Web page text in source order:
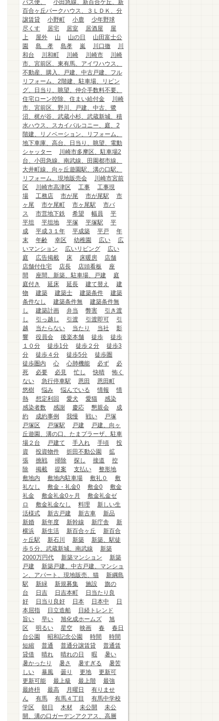
バス便、
小田急線、新百合ケ丘、新
百合ヶ丘パークハウス、３ＬＤＫ、分
譲賃貸
小野町 小鹿
少年野球
尽くす
居宅 居室 居酒屋
屋
上
屋外 山 山の日
山田富士公
園
島 孝 島孝 嵐 川口徹
川
和台
川和町 川崎 川崎市
川崎
市、宮前区、東有馬、アイワハウス、
不動産、購入、戸建、中古戸建、フル
リフォーム、2階建、駐車場、リビン
グ、日当り、眺望、仲介手数料不要、
住宅ローン控除、住まい給付金
川崎
市、宮前区、野川、戸建、中古、鷺
沼、梶が谷、武蔵小杉、武蔵新城、積
水ハウス、スカイバルコニー、庭、2
階建、リノベーション、リフォーム、
地下車庫、高台、日当り、眺望、電動
シャッター
川崎市多摩区、駐車場2
台、小田急線、南武線、田園都市線、
大井町線、向ヶ丘遊園駅、溝の口駅、
リフォーム、現地販売会
川崎市宮前
区
川崎市高津区 工事
工事現
場
工務店 市が尾 市が尾駅
市
ヶ尾
市ケ尾町 市ヶ尾駅
市バ
ス
市営地下鉄 希望 幅員
平
平坦
平坦地 平塚 平塚駅
平
成
平成３１年 平成築 平戸
年
末
年齢 幸区 幼稚園 広い
広
いマンション
広いリビング
広い
庭
広告掲載 床 床暖房
店舗
店舗付住宅
店長 店頭看板
座
間
座間、新築、駐車場、戸建
庭
庭付き
延床 延長 建て替え
建
物
建築 建築士 建築条件
建築
条件なし
建築条件無
建築条件無
し
建築計画 弁当 弊害
引き渡
し
引っ越し 引渡 引渡即可
引
越
当たらない 当たり 当社
影
響
役員会 後楽本舗 徒歩
徒歩
１０分
徒歩1分 徒歩２分
徒歩3
分
徒歩４分 徒歩5分
徒歩圏
徒歩圏内
心 心肺機能 必ず
必
死
必要 必見 忙し 快晴
怖く
ない
急行停車駅 恩田
恩田町
悠樹
悩み 悩んでいる 情報
情
熱
想定利回 愛犬 愛猫
感染
感染者数
感謝 慶応 懇親会
成
約
成約事例 我慢 戦い
戸塚
戸塚区
戸塚駅 戸建
戸建、向ヶ
丘遊園、溝の口、たまプラーザ、駐車
場２台
戸建て 手入れ 手頃
投
資
投資物件 折田不動公園
拡
張
挑戦 掃除 探し 接道
控
除
掲載 提案 支払い
整形地
敷地内
敷地内駐車場 敷礼０
敷
礼なし
敷金・礼金0 敷金0
敷金
礼金
敷金礼金0ヶ月
敷金礼金ゼ
ロ
敷金礼金なし 料理
新しい生
活様式
新古戸建 新古車
新品
新婚
新年度 新幹線 新庁舎
新
横浜
新生活 新百合ヶ丘
新百合
ヶ丘駅
新石川 新築
新築、駅徒
歩５分、武蔵新城、南武線
新築
2000万円代
新築マンション
新築
戸建
新築戸建、中古戸建、マンショ
ン、アパート、現地販売、猫
新綱島
駅
新緑 新規募集 施設
旗の
台
日吉 日吉本町
日当たり良
好
日当り良好 日本 日本中
日
本屈指
日立造船
日経トレンド
旨い
早い 旭化成ホームズ
旭
区
明るい 星空 映画 春
春日
台公園
昭和記念公園 時間
時間
短縮
普通 普通分譲賃貸
普通賃
貸借
晴れ 晴れの日 暇
暑い
暑かったり
暑さ 暑すぎる
暑苦
しい
暴風 曇り 更地
更新可
更新可能
最上級 最上階
最強
最終枡
最高 月曜日
有りませ
ん
有馬 有馬４丁目
有馬中学校
学区
朝日 木材 未公開
未公
開、溝の口ガーデンアクアス、高層